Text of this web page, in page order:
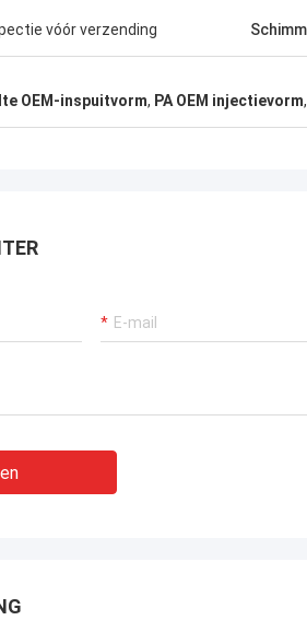
vóór verzending
OEM-inspuitvorm, PA OEM injectievorm,